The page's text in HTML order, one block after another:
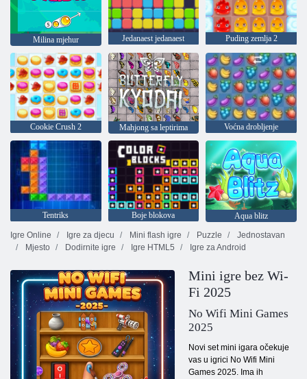
Milina mjehur Jedanaest jedanaest Puding zemlja 2
Cookie Crush 2 Mahjong sa leptirima Voćna drobljenje
Tentriks Boje blokova
Aqua blitz
Igre Online
Igre za djecu Mini flash igre Puzzle
Jednostavan
Mjesto
Dodirnite igre Igre HTML5 Igre za Android
Mini igre bez Wi-
Fi 2025
No Wifi Mini Games
2025
Novi set mini igara očekuje
vas u igrici No Wifi Mini
Games 2025. Ima ih